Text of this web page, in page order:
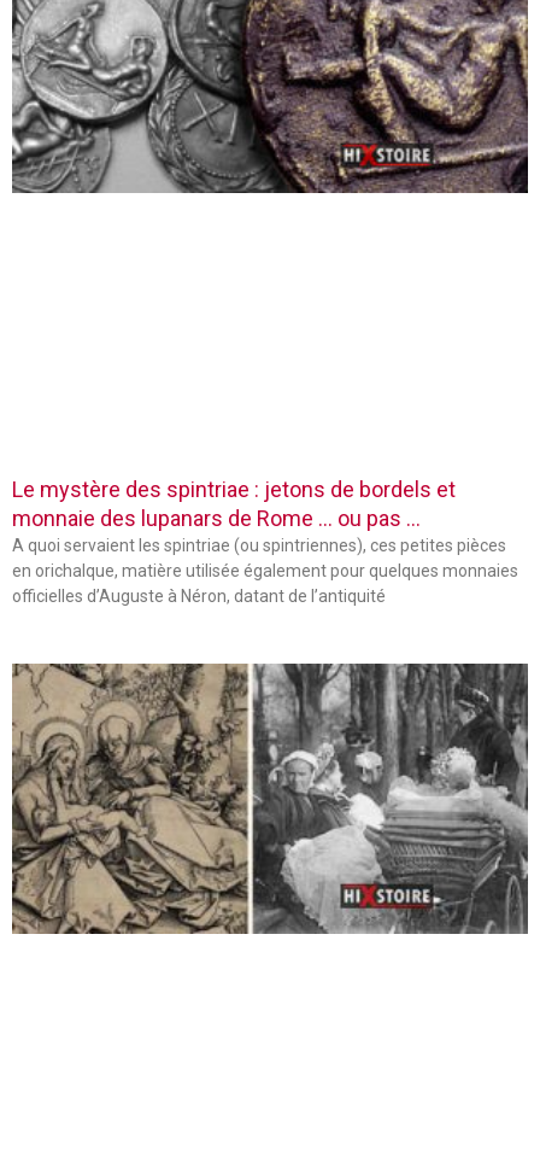
Le mystère des spintriae : jetons de bordels et
monnaie des lupanars de Rome … ou pas …
A quoi servaient les spintriae (ou spintriennes), ces petites pièces
en orichalque, matière utilisée également pour quelques monnaies
officielles d’Auguste à Néron, datant de l’antiquité